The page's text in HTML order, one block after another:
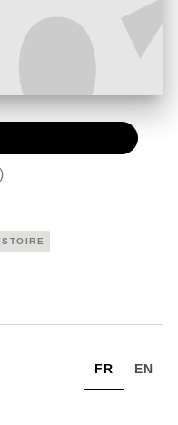
)
FR EN